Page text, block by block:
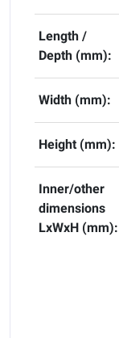
Length /
Depth (mm):
Width (mm):
Height (mm):
Inner/other
dimensions
LxWxH (mm):